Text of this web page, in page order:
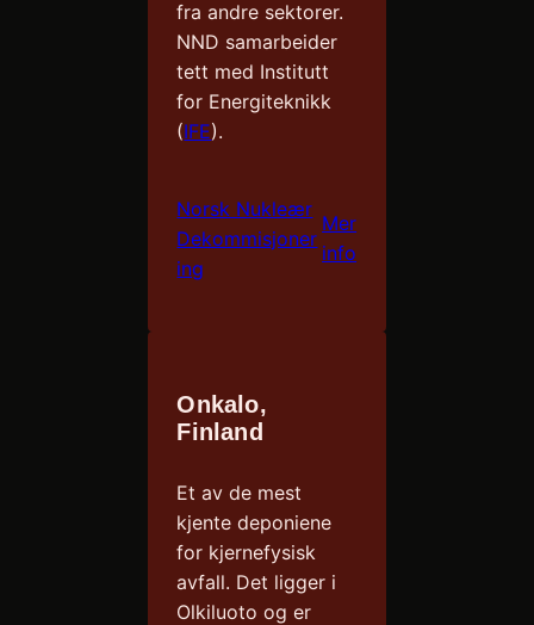
fra andre sektorer.
NND samarbeider
tett med Institutt
for Energiteknikk
(IFE).
Norsk Nukleær
Dekommisjoner
ing
Mer
info
Onkalo,
Finland
Et av de mest
kjente deponiene
for kjernefysisk
avfall. Det ligger i
Olkiluoto og er